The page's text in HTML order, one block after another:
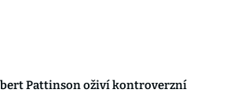
Pattinson oživí kontroverzní